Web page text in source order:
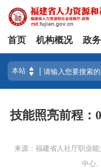
首页 机构概况 政
技能照亮前程：
来源：福建省人社厅职业
中心